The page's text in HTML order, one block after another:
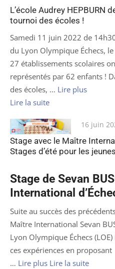
L’école Audrey HEPBURN
tournoi des écoles !
Samedi 11 juin 2022 de
du Lyon Olympique Échecs,
27 établissements scolaires
représentés par 62 enfants !
des écoles, … Lire plus
Lire la suite
Publié
16 juin
Stage avec le Maître
Stages d’été pour les
Stage de Sevan
International
Suite au succès des
Maître International Sevan
Lyon Olympique Échecs
ces expériences en proposant
… Lire plus Lire la suite